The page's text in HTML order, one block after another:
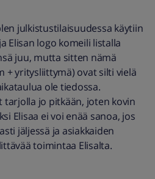
julkistustilaisuudessa käytiin
Elisan logo komeili listalla
juu, mutta sitten nämä
+ yritysliittymä) ovat silti vielä
ole tiedossa.
tarjolla jo pitkään, joten kovin
Elisaa ei voi enää sanoa, jos
jäljessä ja asiakkaiden
toimintaa Elisalta.